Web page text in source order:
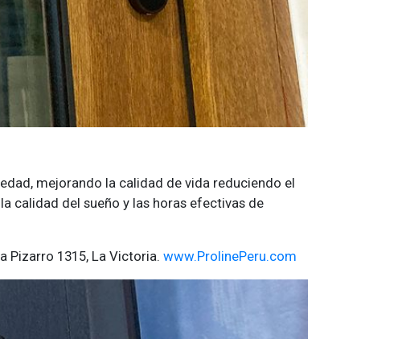
mejorando la calidad de vida reduciendo el
calidad del sueño y las horas efectivas de
Pizarro 1315, La Victoria. www.ProlinePeru.com